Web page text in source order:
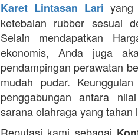
Karet Lintasan Lari
ketebalan rubber sesuai
Selain mendapatkan
ekonomis, Anda juga
pendampingan perawatan
mudah pudar.
penggabungan antara
sarana olahraga yang tahan